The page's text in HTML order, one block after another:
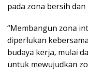
pada zona bersih
“Membangun zona
diperlukan
budaya kerja, mulai
untuk mewujudkan